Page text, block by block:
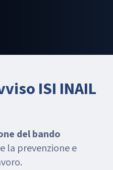
ISI INAIL
del bando
la prevenzione e